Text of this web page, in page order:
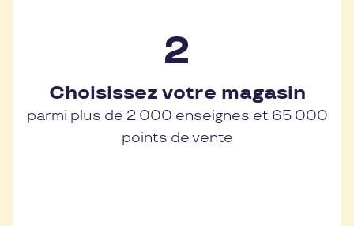
Choisissez votre magasin
parmi plus de 2 000 enseignes et 65 000
points de vente